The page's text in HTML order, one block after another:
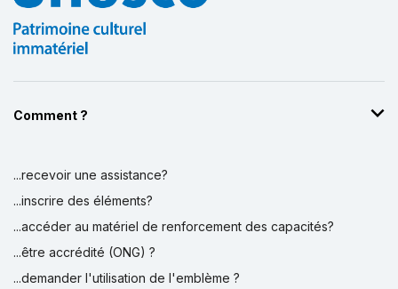
Comment ?
...recevoir une assistance?
...inscrire des éléments?
...accéder au matériel de renforcement des capacités?
...être accrédité (ONG) ?
...demander l'utilisation de l'emblème ?